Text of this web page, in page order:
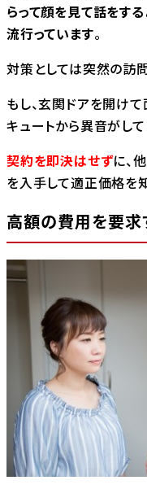
らって顔を見て話をす
流行っています。
対策としては突然の訪
もし、玄関ドアを開け
キュートから異音がし
契約を即決はせずに、
を入手して適正価格を
高額の費用を要求